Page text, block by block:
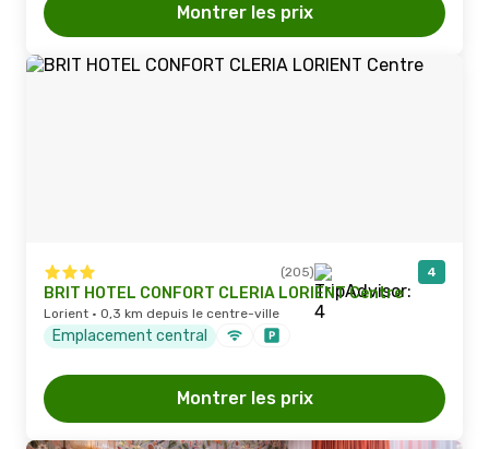
Montrer les prix
(205) 4
BRIT HOTEL CONFORT CLERIA LORIENT Centre
Lorient · 0,3 km depuis le centre-ville
Emplacement central
Montrer les prix